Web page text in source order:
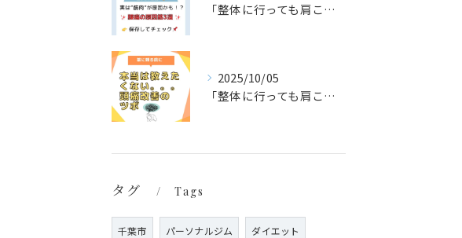
「整体に行っても肩こり・腰痛が治らない…」
2025/10/05
「整体に行っても肩こり・腰痛が治らない…」
タグ Tags
千葉市 パーソナルジム ダイエット